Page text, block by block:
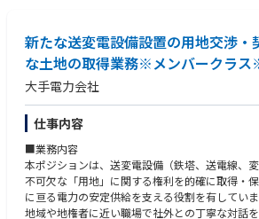
・仕様合理化や工法改善に関する提案・実行
・サプライヤとの協働によるコスト改善施策の推
・契約後も含めたプロジェクト全体のコスト・工
■キャリアパス
以下のようなキャリアパスを想定しています。
短期（1〜3年）：プロジェクト系グループで原
の契約業務に従事。その際、技術主管部と協働
でいただきます。
中期（3〜5年）：上流活動の企画戦略、サプラ
■ 対象となる経験領域（いずれか）
以下いずれかの業界にて実務経験をお持ちの方
・重電メーカー／プラントメーカー／ゼネコン
・インフラ／エネルギー関連企業
・製造業（産業装置、機械部品、半導体、電機
・化学・素材（石油、金属等）
・商社／エンジニアリング会社
■ 想定職種（いずれか）
・調達
・営業（設備・工事領域）
新たな送変電設備設置の用地交渉・
な土地の取得業務※メンバークラ
大手電力会社
仕事内容
■業務内容
本ポジションは、送変電設備（鉄塔、送電線、
不可欠な「用地」に関する権利を的確に取得・
に亘る電力の安定供給を支える役割を有していま
地域や地権者に近い職場で社外との丁寧な対話